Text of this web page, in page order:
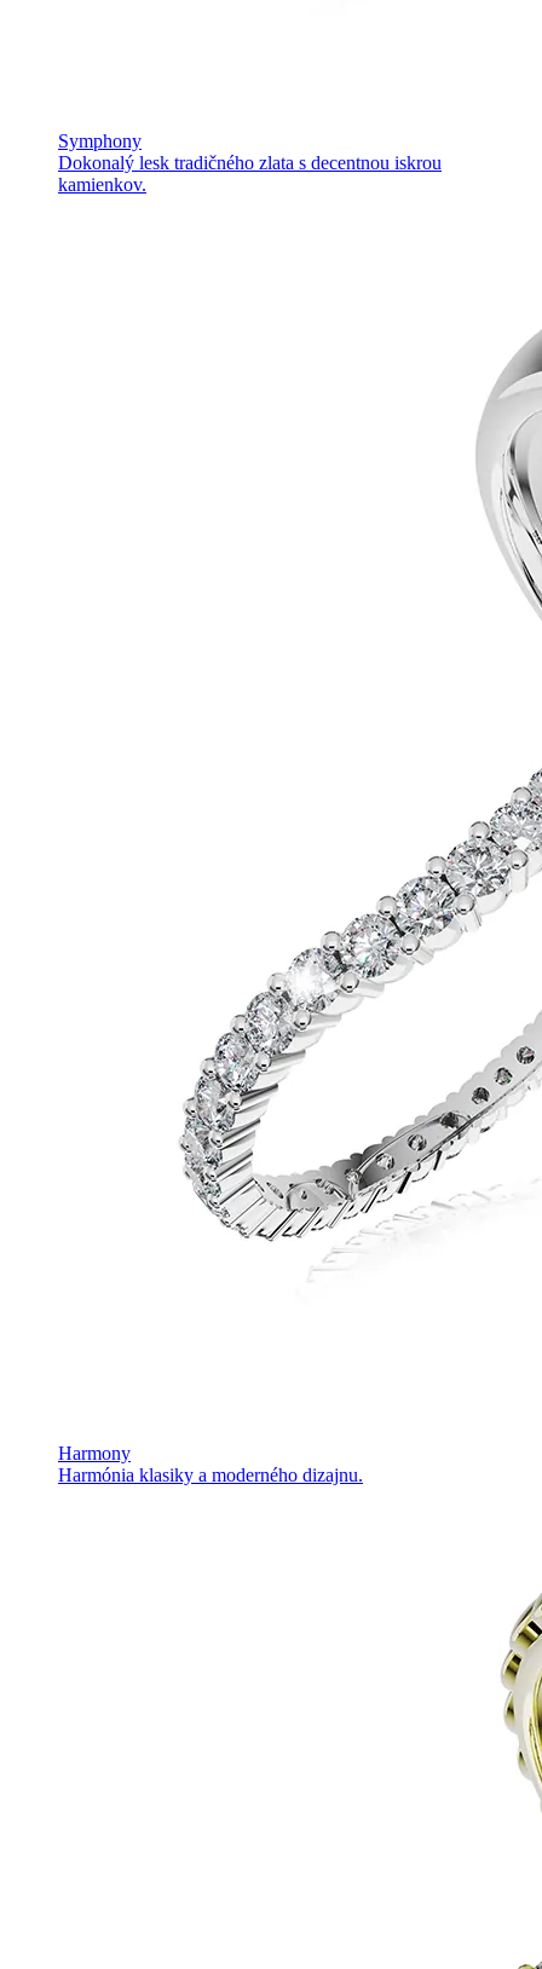
Symphony
Dokonalý lesk tradičného zlata s decentnou iskrou
kamienkov.
Harmony
Harmónia klasiky a moderného dizajnu.